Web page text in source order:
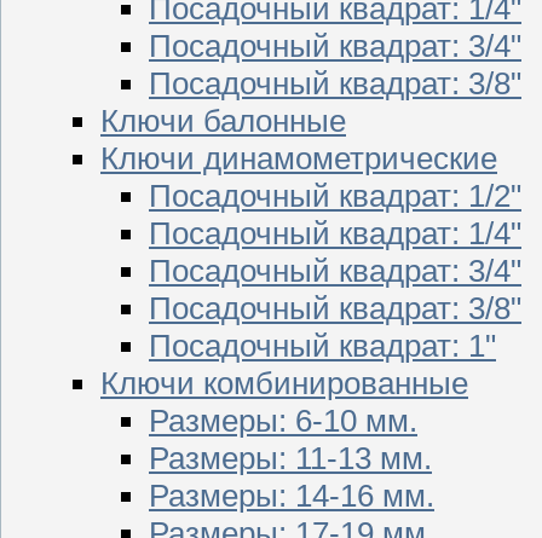
Посадочный квадрат: 1/4"
Посадочный квадрат: 3/4"
Посадочный квадрат: 3/8"
Ключи балонные
Ключи динамометрические
Посадочный квадрат: 1/2"
Посадочный квадрат: 1/4"
Посадочный квадрат: 3/4"
Посадочный квадрат: 3/8"
Посадочный квадрат: 1"
Ключи комбинированные
Размеры: 6-10 мм.
Размеры: 11-13 мм.
Размеры: 14-16 мм.